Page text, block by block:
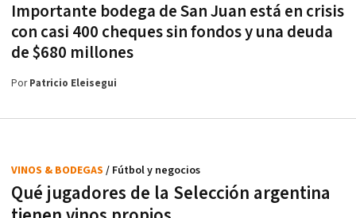
Importante bodega de San Juan está en crisis
con casi 400 cheques sin fondos y una deuda
de $680 millones
PorPatricio Eleisegui
Qué jugadores de la Selección argentina
VINOS & BODEGAS / Fútbol y negocios